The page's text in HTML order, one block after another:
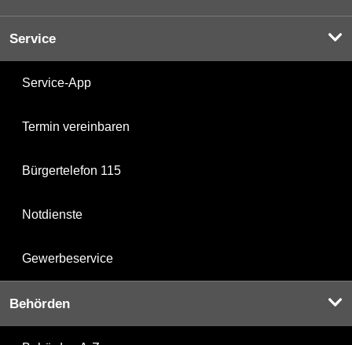
Service
Service-App
Termin vereinbaren
Bürgertelefon 115
Notdienste
Gewerbeservice
Behörden